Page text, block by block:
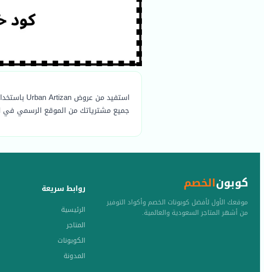
استفيد من عروض Urban Artizan باستخدام كود خصم اوربان ارتيزان 2026 (
جميع مشترياتك من الموقع الرسمي في
كوبونالخصم
موقعك الأول لأفضل كوبونات الخصم وأكواد التوفير
من أشهر المتاجر السعودية والعالمية.
روابط سريعة
الرئيسية
المتاجر
الكوبونات
المدونة